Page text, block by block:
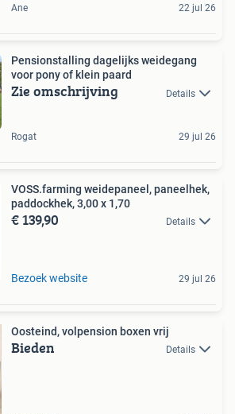
Ane 22 jul 26
Pensionstalling dagelijks weidegang
voor pony of klein paard
Zie omschrijving Details
Rogat 29 jul 26
VOSS.farming weidepaneel, paneelhek,
paddockhek, 3,00 x 1,70
€ 139,90 Details
Bezoek website 29 jul 26
Oosteind, volpension boxen vrij
Bieden Details